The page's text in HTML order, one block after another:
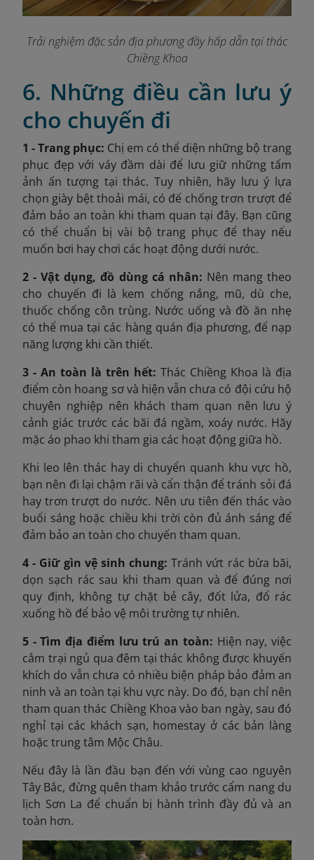
Trải nghiệm đặc sản địa phương đầy hấp dẫn tại thác
Chiềng Khoa
6. Những điều cần lưu ý
cho chuyến đi
1 - Trang phục: Chị em có thể diện những bộ trang
phục đẹp với váy đầm dài để lưu giữ những tấm
ảnh ấn tượng tại thác. Tuy nhiên, hãy lưu ý lựa
chọn giày bệt thoải mái, có đế chống trơn trượt để
đảm bảo an toàn khi tham quan tại đây. Bạn cũng
có thể chuẩn bị vài bộ trang phục để thay nếu
muốn bơi hay chơi các hoạt động dưới nước.
2 - Vật dụng, đồ dùng cá nhân: Nên mang theo
cho chuyến đi là kem chống nắng, mũ, dù che,
thuốc chống côn trùng. Nước uống và đồ ăn nhẹ
có thể mua tại các hàng quán địa phương, để nạp
năng lượng khi cần thiết.
3 - An toàn là trên hết: Thác Chiềng Khoa là địa
điểm còn hoang sơ và hiện vẫn chưa có đội cứu hộ
chuyên nghiệp nên khách tham quan nên lưu ý
cảnh giác trước các bãi đá ngầm, xoáy nước. Hãy
mặc áo phao khi tham gia các hoạt động giữa hồ.
Khi leo lên thác hay di chuyển quanh khu vực hồ,
bạn nên đi lại chậm rãi và cẩn thận để tránh sỏi đá
hay trơn trượt do nước. Nên ưu tiên đến thác vào
buổi sáng hoặc chiều khi trời còn đủ ánh sáng để
đảm bảo an toàn cho chuyến tham quan.
4 - Giữ gìn vệ sinh chung:Tránh vứt rác bừa bãi,
dọn sạch rác sau khi tham quan và để đúng nơi
quy định, không tự chặt bẻ cây, đốt lửa, đổ rác
xuống hồ để bảo vệ môi trường tự nhiên.
5 - Tìm địa điểm lưu trú an toàn: Hiện nay, việc
cắm trại ngủ qua đêm tại thác không được khuyến
khích do vẫn chưa có nhiều biện pháp bảo đảm an
ninh và an toàn tại khu vực này. Do đó, bạn chỉ nên
tham quan thác Chiềng Khoa vào ban ngày, sau đó
nghỉ tại các khách sạn, homestay ở các bản làng
hoặc trung tâm Mộc Châu.
Nếu đây là lần đầu bạn đến với vùng cao nguyên
Tây Bắc, đừng quên tham khảo trước cẩm nang du
lịch Sơn La để chuẩn bị hành trình đầy đủ và an
toàn hơn.